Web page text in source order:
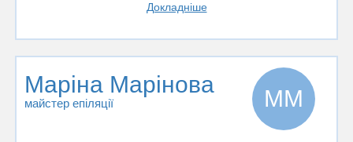
Докладніше
Маріна Марінова
майстер епіляції ММ